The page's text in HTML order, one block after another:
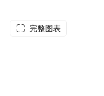
完整图表